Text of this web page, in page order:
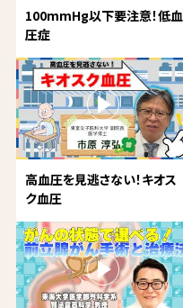
100mmHg以下要注意！低血
圧症
高血圧を見逃さない！キオス
ク血圧